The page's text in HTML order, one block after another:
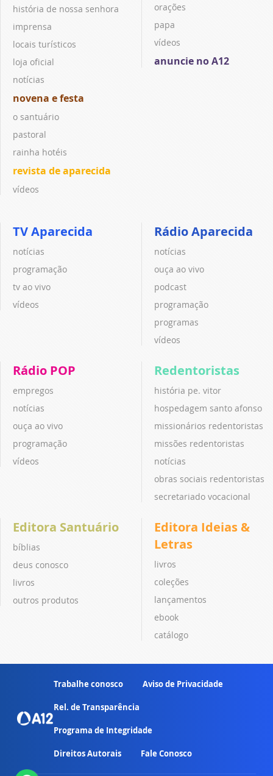
história de nossa senhora
imprensa
locais turísticos
loja oficial
notícias
novena e festa
o santuário
pastoral
rainha hotéis
revista de aparecida
vídeos
orações
papa
vídeos
anuncie no A12
TV Aparecida
notícias
programação
tv ao vivo
vídeos
Rádio Aparecida
notícias
ouça ao vivo
podcast
programação
programas
vídeos
Rádio POP
empregos
notícias
ouça ao vivo
programação
vídeos
Redentoristas
história pe. vitor
hospedagem santo afonso
missionários redentoristas
missões redentoristas
notícias
obras sociais redentoristas
secretariado vocacional
Editora Santuário
bíblias
deus conosco
livros
outros produtos
Editora Ideias &
Letras
livros
coleções
lançamentos
ebook
catálogo
Trabalhe conosco Aviso de Privacidade
Rel. de Transparência
Programa de Integridade
Direitos Autorais Fale Conosco